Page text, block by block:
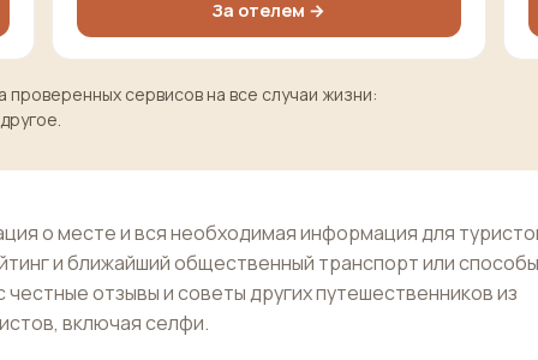
За отелем →
сервисов на все случаи жизни:
о месте и вся необходимая информация для
и ближайший общественный транспорт или способы
отзывы и советы других путешественников из
включая селфи.